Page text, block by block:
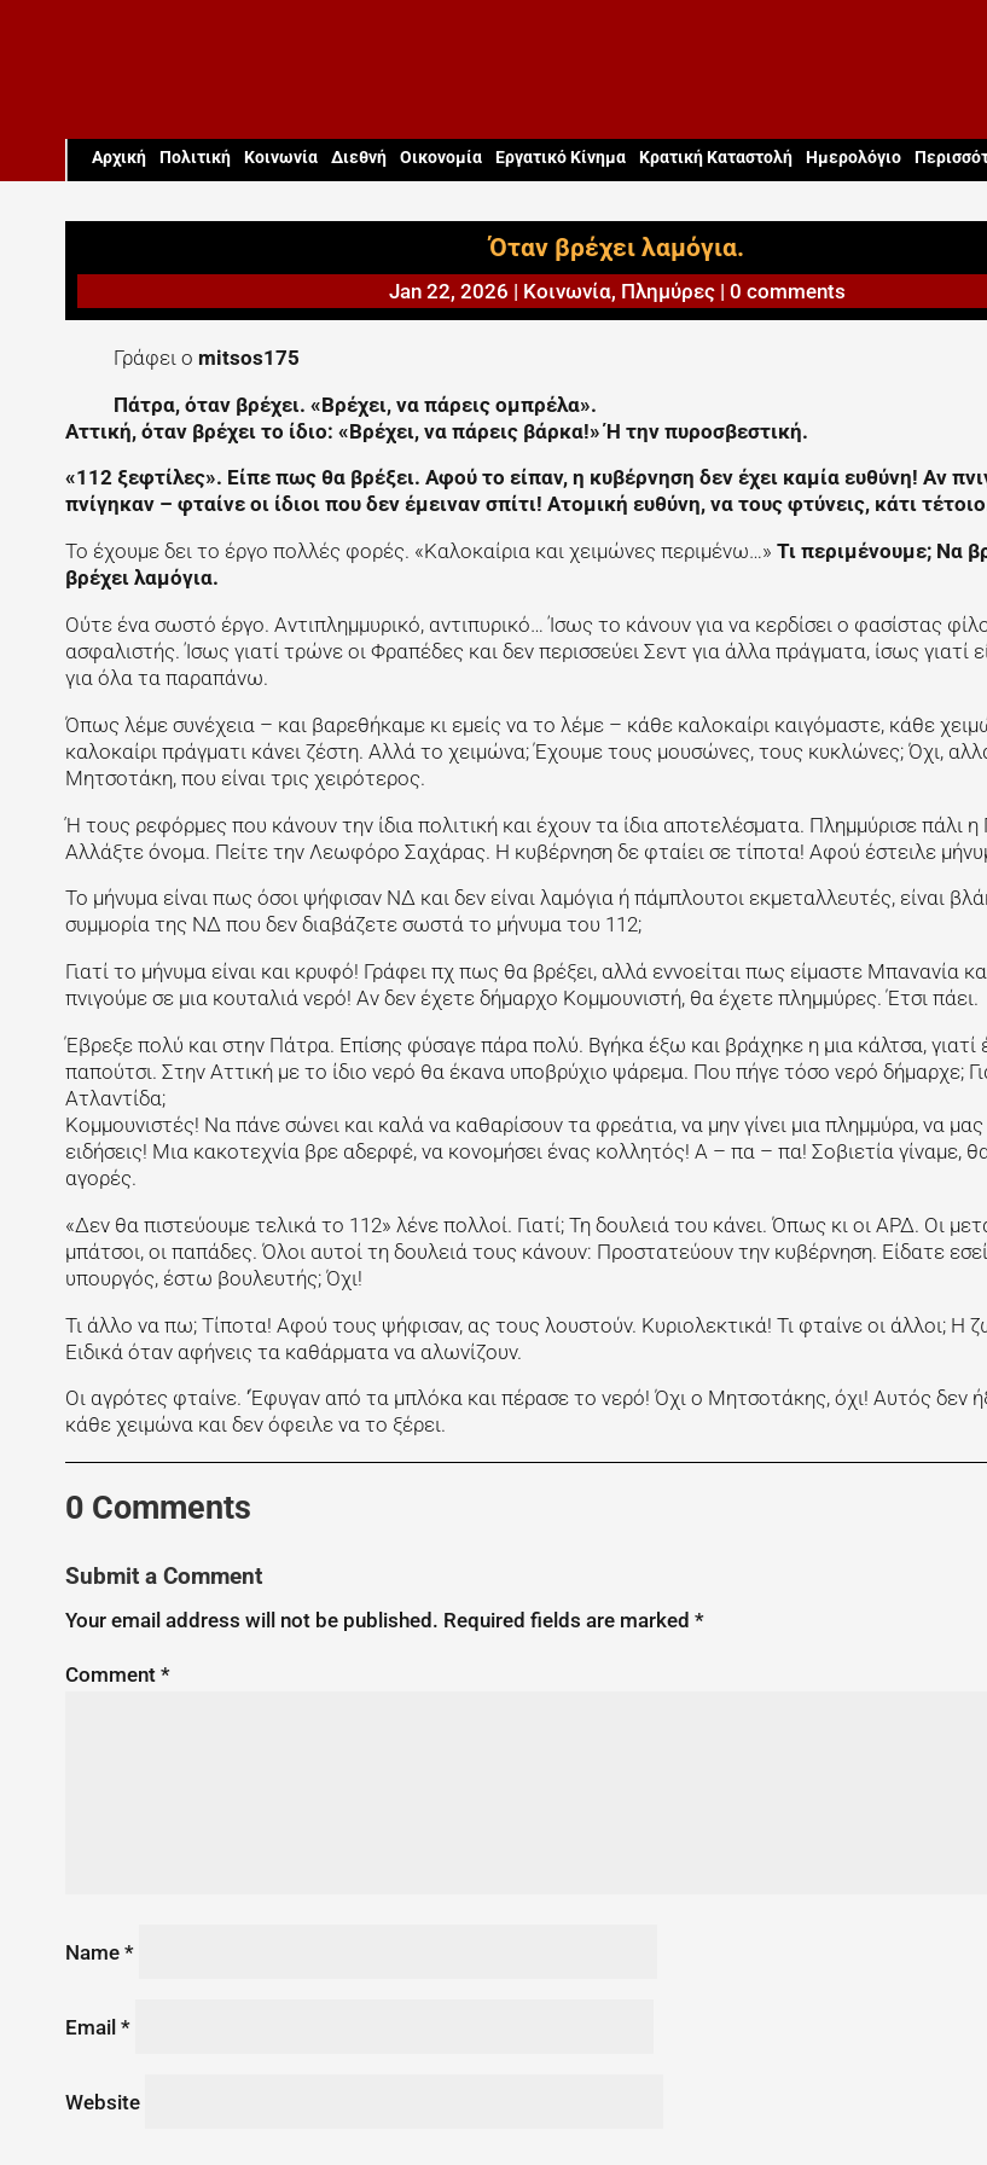
Aρχική Πολιτική Κοινωνία Διεθνή Οικονομία Εργατικό Κίνημα Κρατική Καταστολή Ημερολόγιο
Όταν βρέχει λαμόγια.
Jan 22, 2026 | Κοινωνία, Πλημύρες| 0 comments
Γράφει ο mitsos175
Πάτρα, όταν βρέχει. «Βρέχει, να πάρεις ομπρέλα».
Αττική, όταν βρέχει το ίδιο: «Βρέχει, να πάρεις βάρκα!» Ή την πυροσβεστική.
«112 ξεφτίλες». Είπε πως θα βρέξει. Αφού το είπαν, η κυβέρνηση δεν έχει καμία ευθύνη! Αν
πνίγηκαν – φταίνε οι ίδιοι που δεν έμειναν σπίτι! Ατομική ευθύνη, να τους φτύνεις, κάτι
Το έχουμε δει το έργο πολλές φορές. «Καλοκαίρια και χειμώνες περιμένω…» Τι περιμένουμε; Να
βρέχει λαμόγια.
Ούτε ένα σωστό έργο. Αντιπλημμυρικό, αντιπυρικό… Ίσως το κάνουν για να κερδίσει ο φασίστας
ασφαλιστής. Ίσως γιατί τρώνε οι Φραπέδες και δεν περισσεύει Σεντ για άλλα πράγματα, ίσως γιατί
για όλα τα παραπάνω.
Όπως λέμε συνέχεια – και βαρεθήκαμε κι εμείς να το λέμε – κάθε καλοκαίρι καιγόμαστε, κάθε
καλοκαίρι πράγματι κάνει ζέστη. Αλλά το χειμώνα; Έχουμε τους μουσώνες, τους κυκλώνες; Όχι,
Μητσοτάκη, που είναι τρις χειρότερος.
Ή τους ρεφόρμες που κάνουν την ίδια πολιτική και έχουν τα ίδια αποτελέσματα. Πλημμύρισε πάλι
Αλλάξτε όνομα. Πείτε την Λεωφόρο Σαχάρας. Η κυβέρνηση δε φταίει σε τίποτα! Αφού έστειλε
Το μήνυμα είναι πως όσοι ψήφισαν ΝΔ και δεν είναι λαμόγια ή πάμπλουτοι εκμεταλλευτές, είναι
συμμορία της ΝΔ που δεν διαβάζετε σωστά το μήνυμα του 112;
Γιατί το μήνυμα είναι και κρυφό! Γράφει πχ πως θα βρέξει, αλλά εννοείται πως είμαστε Μπανανία
πνιγούμε σε μια κουταλιά νερό! Αν δεν έχετε δήμαρχο Κομμουνιστή, θα έχετε πλημμύρες. Έτσι πάει.
Έβρεξε πολύ και στην Πάτρα. Επίσης φύσαγε πάρα πολύ. Βγήκα έξω και βράχηκε η μια κάλτσα, γιατί
παπούτσι. Στην Αττική με το ίδιο νερό θα έκανα υποβρύχιο ψάρεμα. Που πήγε τόσο νερό δήμαρχε;
Ατλαντίδα;
Κομμουνιστές! Να πάνε σώνει και καλά να καθαρίσουν τα φρεάτια, να μην γίνει μια πλημμύρα, να μας
ειδήσεις! Μια κακοτεχνία βρε αδερφέ, να κονομήσει ένας κολλητός! Α – πα – πα! Σοβιετία γίναμε,
αγορές.
«Δεν θα πιστεύουμε τελικά το 112» λένε πολλοί. Γιατί; Τη δουλειά του κάνει. Όπως κι οι ΑΡΔ. Οι
μπάτσοι, οι παπάδες. Όλοι αυτοί τη δουλειά τους κάνουν: Προστατεύουν την κυβέρνηση. Είδατε
υπουργός, έστω βουλευτής; Όχι!
Τι άλλο να πω; Τίποτα! Αφού τους ψήφισαν, ας τους λουστούν. Κυριολεκτικά! Τι φταίνε οι άλλοι; Η
Ειδικά όταν αφήνεις τα καθάρματα να αλωνίζουν.
Οι αγρότες φταίνε. ‘Έφυγαν από τα μπλόκα και πέρασε το νερό! Όχι ο Μητσοτάκης, όχι! Αυτός δεν
κάθε χειμώνα και δεν όφειλε να το ξέρει.
0 Comments
Submit a Comment
Your email address will not be published. Required fields are marked *
Comment *
Name *
Email *
Website